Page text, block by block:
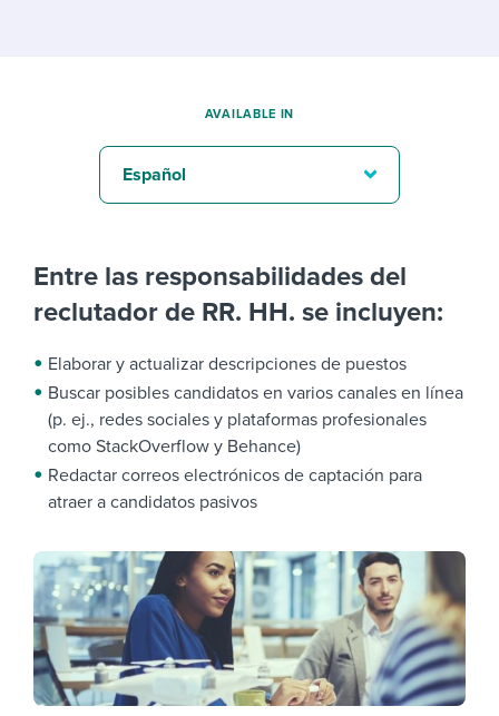
Entre las responsabilidades del
reclutador de RR. HH. se incluyen:
Elaborar y actualizar descripciones de puestos
Buscar posibles candidatos en varios canales en línea
(p. ej., redes sociales y plataformas profesionales
como StackOverflow y Behance)
Redactar correos electrónicos de captación para
atraer a candidatos pasivos
AVAILABLE IN
Español